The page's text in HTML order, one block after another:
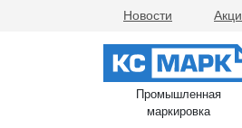
Новости
Промышленная
маркировка